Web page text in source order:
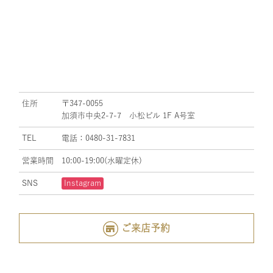
住所
〒347-0055
加須市中央2-7-7 小松ビル 1F A号室
TEL 電話：0480-31-7831
営業時間 10:00-19:00(水曜定休)
SNS Instagram
ご来店予約